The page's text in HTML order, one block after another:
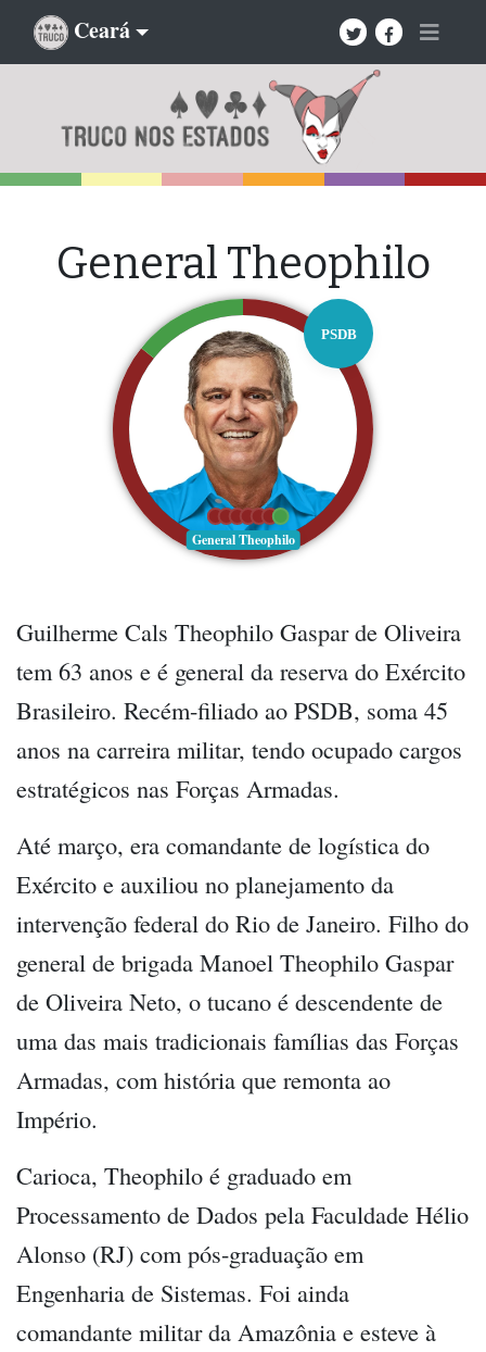
Ceará
General Theophilo
PSDB
General Theophilo
Guilherme Cals Theophilo Gaspar de Oliveira
tem 63 anos e é general da reserva do Exército
Brasileiro. Recém-filiado ao PSDB, soma 45
anos na carreira militar, tendo ocupado cargos
estratégicos nas Forças Armadas.
Até março, era comandante de logística do
Exército e auxiliou no planejamento da
intervenção federal do Rio de Janeiro. Filho do
general de brigada Manoel Theophilo Gaspar
de Oliveira Neto, o tucano é descendente de
uma das mais tradicionais famílias das Forças
Armadas, com história que remonta ao
Império.
Carioca, Theophilo é graduado em
Processamento de Dados pela Faculdade Hélio
Alonso (RJ) com pós-graduação em
Engenharia de Sistemas. Foi ainda
comandante militar da Amazônia e esteve à